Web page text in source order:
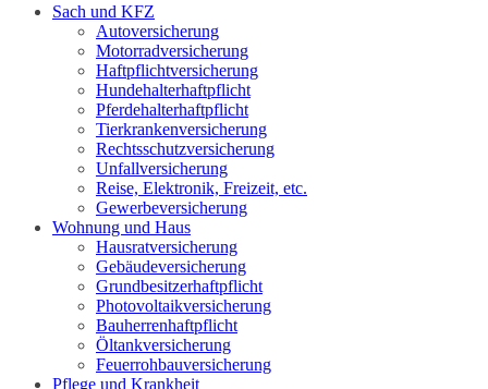
Sach und KFZ
Autoversicherung
Motorradversicherung
Haftpflichtversicherung
Hundehalterhaftpflicht
Pferdehalterhaftpflicht
Tierkrankenversicherung
Rechtsschutzversicherung
Unfallversicherung
Reise, Elektronik, Freizeit, etc.
Gewerbeversicherung
Wohnung und Haus
Hausratversicherung
Gebäudeversicherung
Grundbesitzerhaftpflicht
Photovoltaikversicherung
Bauherrenhaftpflicht
Öltankversicherung
Feuerrohbauversicherung
Pflege und Krankheit